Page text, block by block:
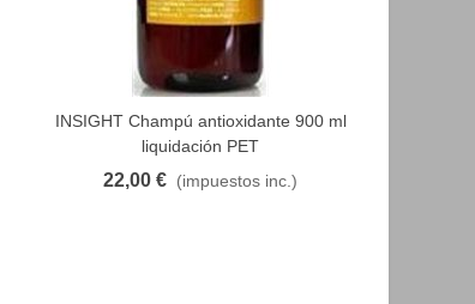
FAVORITO
INSIGHT Champú antioxidante 900 ml
liquidación PET
22,00 € (impuestos inc.)